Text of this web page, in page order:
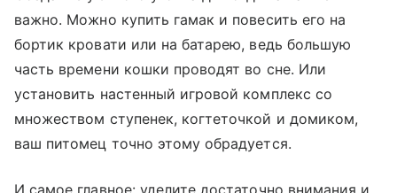
важно. Можно купить гамак и повесить его на
бортик кровати или на батарею, ведь большую
часть времени кошки проводят во сне. Или
установить настенный игровой комплекс со
множеством ступенек, когтеточкой и домиком,
ваш питомец точно этому обрадуется.
И самое главное: уделите достаточно внимания и